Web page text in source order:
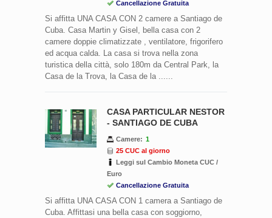
Cancellazione Gratuita
Si affitta UNA CASA CON 2 camere a Santiago de
Cuba. Casa Martin y Gisel, bella casa con 2
camere doppie climatizzate , ventilatore, frigorifero
ed acqua calda. La casa si trova nella zona
turistica della città, solo 180m da Central Park, la
Casa de la Trova, la Casa de la ......
CASA PARTICULAR NESTOR
- SANTIAGO DE CUBA
Camere: 1
25 CUC al giorno
Leggi sul Cambio Moneta CUC /
Euro
Cancellazione Gratuita
Si affitta UNA CASA CON 1 camera a Santiago de
Cuba. Affittasi una bella casa con soggiorno,